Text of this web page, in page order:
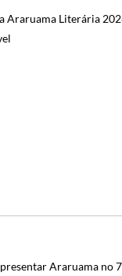
Araruama Literária
Araruama no